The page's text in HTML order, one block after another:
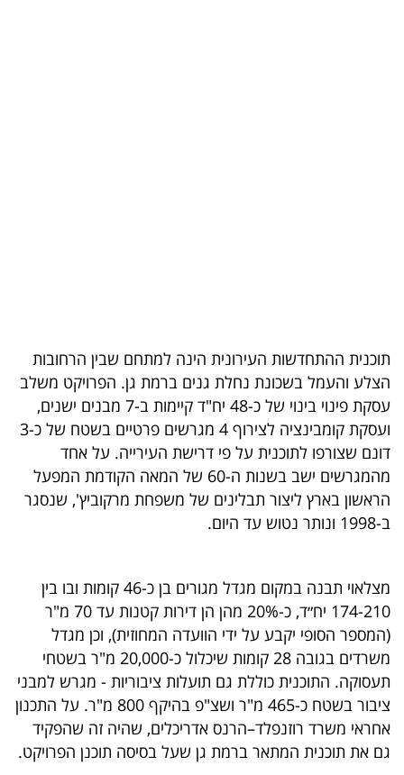
פודקאסט
40
UNDER
40
שיתופי
דרושים
ניוזלטרים
מייל
תוכנית ההתחדשות העירונית הינה למתחם שבין הרחובות
הצלע והעמל בשכונת נחלת גנים ברמת גן. הפרויקט משלב
עסקת פינוי בינוי של כ-48 יח"ד קיימות ב-7 מבנים ישנים,
ועסקת קומבינציה לצירוף 4 מגרשים פרטיים בשטח של כ-3
דונם שצורפו לתוכנית על פי דרישת העירייה. על אחד
מהמגרשים ישב בשנות ה-60 של המאה הקודמת המפעל
הראשון בארץ ליצור תבלינים של משפחת מרקוביץ', שנסגר
ב-1998 ונותר נטוש עד היום.
מצלאוי תבנה במקום מגדל מגורים בן כ-46 קומות ובו בין
174-210 יח״ד, כ-20% מהן הן דירות קטנות עד 70 מ"ר
(המספר הסופי יקבע על ידי הוועדה המחוזית), וכן מגדל
משרדים בגובה 28 קומות שיכלול כ-20,000 מ"ר בשטחי
תעסוקה. התוכנית כוללת גם תועלות ציבוריות - מגרש למבני
ציבור בשטח כ-465 מ"ר ושצ"פ בהיקף 800 מ"ר. על התכנון
אחראי משרד רוזנפלד–הרנס אדריכלים, שהיה זה שהפקיד
גם את תוכנית המתאר ברמת גן שעל בסיסה תוכנן הפרויקט.